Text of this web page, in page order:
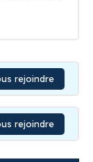
rejoindre
rejoindre